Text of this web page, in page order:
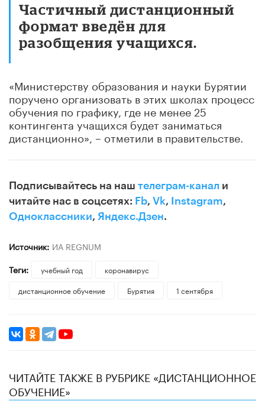
Частичный дистанционный
формат введён для
разобщения учащихся.
«Министерству образования и науки Бурятии
поручено организовать в этих школах процесс
обучения по графику, где не менее 25
контингента учащихся будет заниматься
дистанционно» , – отметили в правительстве.
Подписывайтесь на наш телеграм-канал и
читайте нас в соцсетях: Fb, Vk, Instagram,
Одноклассники, Яндекс.Дзен.
Источник: ИА REGNUM
Теги:
учебный год
коронавирус
дистанционное обучение
Бурятия 1 сентября
ЧИТАЙТЕ ТАКЖЕ В РУБРИКЕ «ДИСТАНЦИОННОЕ
ОБУЧЕНИЕ»